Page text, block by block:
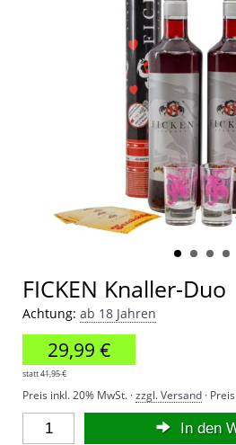
FICKEN Knaller-Duo
Achtung: ab 18 Jahren
29,99 €
statt41,95 €
Preis inkl. 20% MwSt. ·zzgl. Versand ·
In den